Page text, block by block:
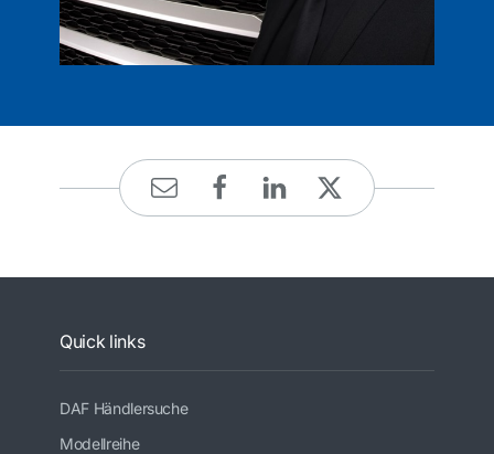
Quick links
DAF Händlersuche
Modellreihe